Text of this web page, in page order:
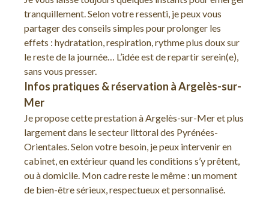
tranquillement. Selon votre ressenti, je peux vous
partager des conseils simples pour prolonger les
effets : hydratation, respiration, rythme plus doux sur
le reste de la journée… L’idée est de repartir serein(e),
sans vous presser.
Infos pratiques & réservation à Argelès-sur-
Mer
Je propose cette prestation à Argelès-sur-Mer et plus
largement dans le secteur littoral des Pyrénées-
Orientales. Selon votre besoin, je peux intervenir en
cabinet, en extérieur quand les conditions s’y prêtent,
ou à domicile. Mon cadre reste le même : un moment
de bien-être sérieux, respectueux et personnalisé.